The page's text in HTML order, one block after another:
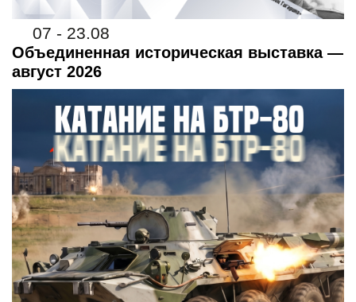
07 - 23.08
Объединенная историческая выставка —
август 2026